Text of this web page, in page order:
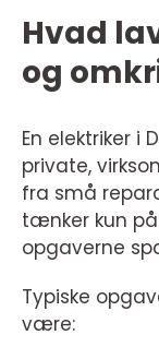
Hvad
og
En elektriker
private,
fra små
tænker kun
opgaverne
Typiske
være: